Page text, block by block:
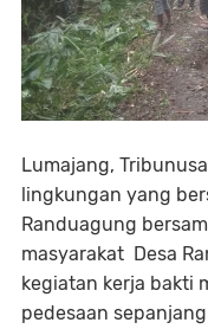
Lumajang,
lingkungan yang
Randuagung
masyarakat Desa
kegiatan kerja bakti
pedesaan